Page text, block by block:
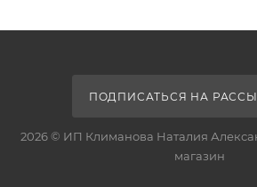
ПОДПИСАТЬСЯ НА
2026 © ИП Климанова Наталия
магазин